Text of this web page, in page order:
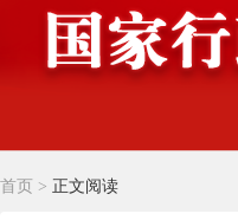
首页 > 正文阅读